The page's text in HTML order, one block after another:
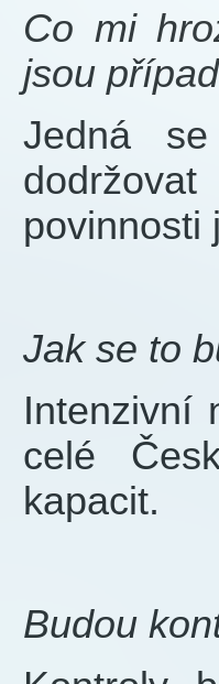
Co mi
jsou
Jedná
povinnosti
Jak se to
Intenzivní
celé
kapacit.
Budou